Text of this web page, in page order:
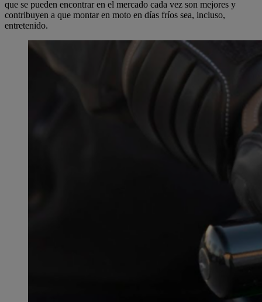
que se pueden encontrar en el mercado cada vez son mejores y
contribuyen a que montar en moto en días fríos sea, incluso,
entretenido.